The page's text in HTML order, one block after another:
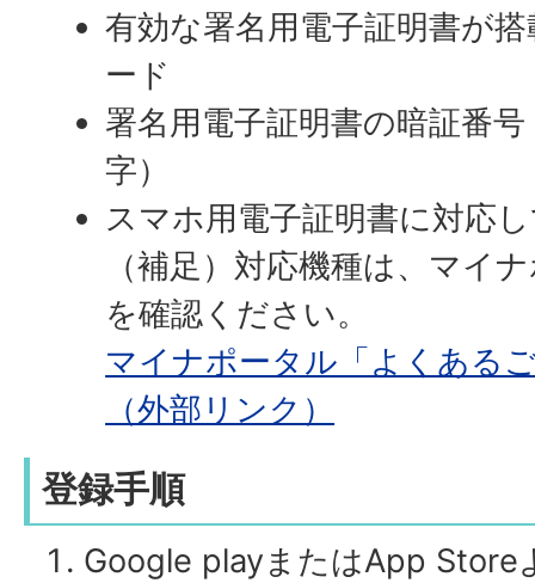
有効な署名用電子証明書が
ード
署名用電子証明書の暗証番
字）
スマホ用電子証明書に対応
（補足）対応機種は、マイ
を確認ください。
マイナポータル「よくある
（外部リンク）
登録手順
Google playまたはApp Store